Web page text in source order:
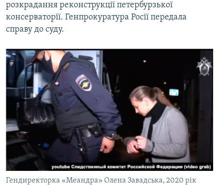
розкрадання реконструкції петербурзької
консерваторії. Генпрокуратура Росії передала
справу до суду.
Гендиректорка «Меандра» Олена Завадська, 2020 рік